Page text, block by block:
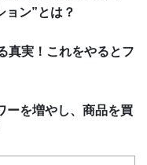
ョン”とは？
真実！これをやるとフ
ーを増やし、商品を買